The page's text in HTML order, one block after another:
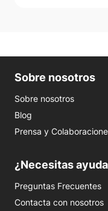
Sobre nosotros
Sobre nosotros
Blog
Prensa y
¿Necesitas
Preguntas Frecuentes
Contacta con nosotros